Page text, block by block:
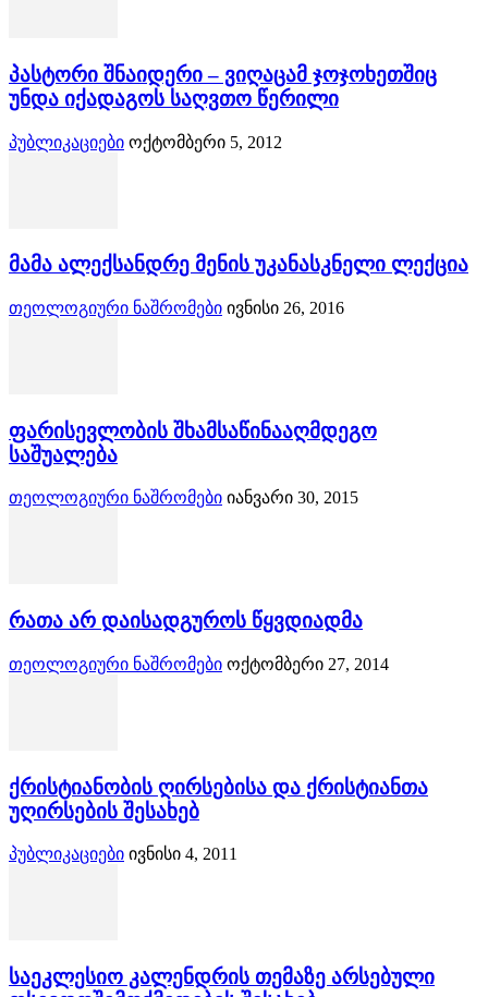
პასტორი შნაიდერი – ვიღაცამ ჯოჯოხეთშიც
უნდა იქადაგოს საღვთო წერილი
პუბლიკაციები ოქტომბერი 5, 2012
მამა ალექსანდრე მენის უკანასკნელი ლექცია
თეოლოგიური ნაშრომები ივნისი 26, 2016
ფარისევლობის შხამსაწინააღმდეგო
საშუალება
თეოლოგიური ნაშრომები იანვარი 30, 2015
რათა არ დაისადგუროს წყვდიადმა
თეოლოგიური ნაშრომები ოქტომბერი 27, 2014
ქრისტიანობის ღირსებისა და ქრისტიანთა
უღირსების შესახებ
პუბლიკაციები ივნისი 4, 2011
საეკლესიო კალენდრის თემაზე არსებული